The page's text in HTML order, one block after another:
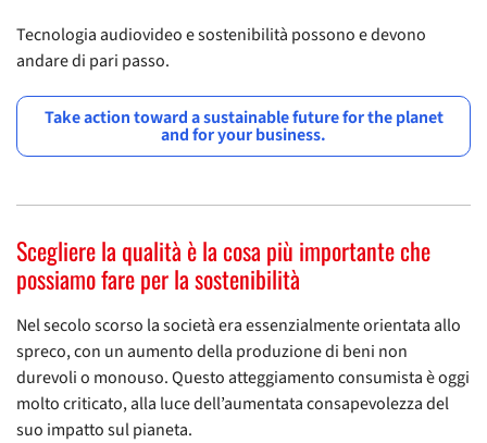
Tecnologia audiovideo e sostenibilità possono e devono
andare di pari passo.
Take action toward a sustainable future for the planet
and for your business.
Scegliere la qualità è la cosa più importante che
possiamo fare per la sostenibilità
Nel secolo scorso la società era essenzialmente orientata allo
spreco, con un aumento della produzione di beni non
durevoli o monouso. Questo atteggiamento consumista è oggi
molto criticato, alla luce dell’aumentata consapevolezza del
suo impatto sul pianeta.